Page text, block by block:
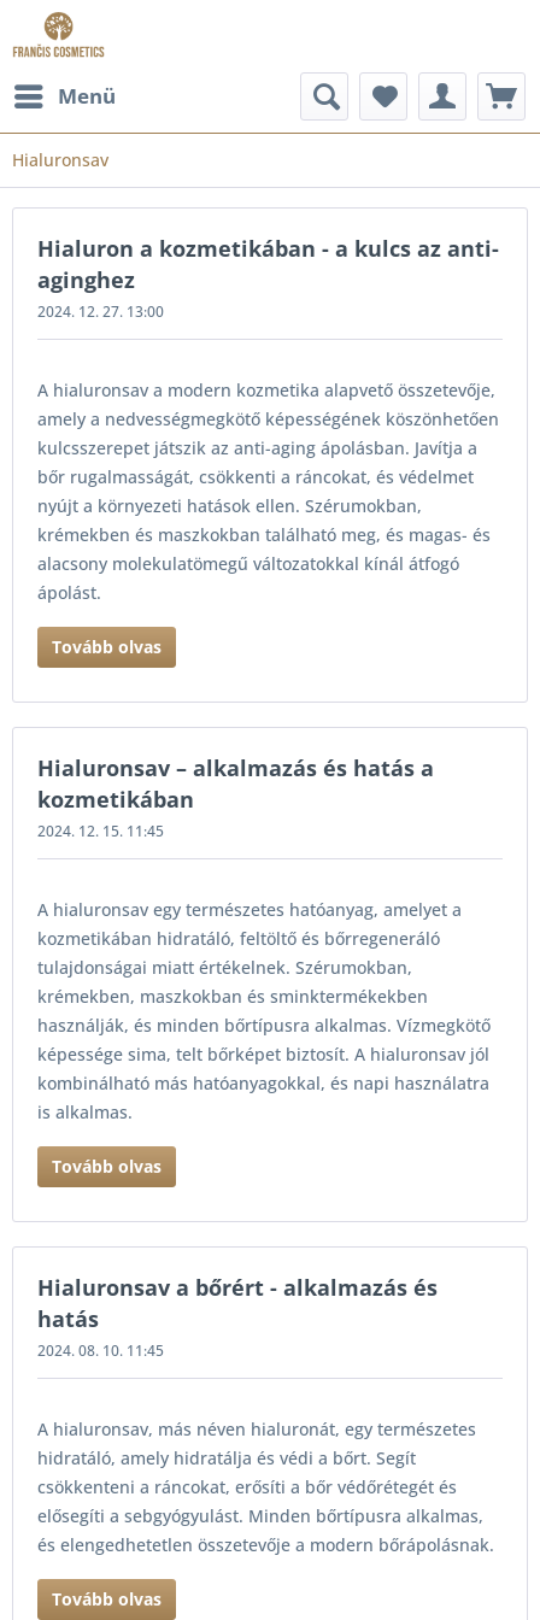
Menü
Hialuronsav
Hialuron a kozmetikában - a kulcs az anti-
aginghez
2024. 12. 27. 13:00
A hialuronsav a modern kozmetika alapvető összetevője,
amely a nedvességmegkötő képességének köszönhetően
kulcsszerepet játszik az anti-aging ápolásban. Javítja a
bőr rugalmasságát, csökkenti a ráncokat, és védelmet
nyújt a környezeti hatások ellen. Szérumokban,
krémekben és maszkokban található meg, és magas- és
alacsony molekulatömegű változatokkal kínál átfogó
ápolást.
Tovább olvas
Hialuronsav – alkalmazás és hatás a
kozmetikában
2024. 12. 15. 11:45
A hialuronsav egy természetes hatóanyag, amelyet a
kozmetikában hidratáló, feltöltő és bőrregeneráló
tulajdonságai miatt értékelnek. Szérumokban,
krémekben, maszkokban és sminktermékekben
használják, és minden bőrtípusra alkalmas. Vízmegkötő
képessége sima, telt bőrképet biztosít. A hialuronsav jól
kombinálható más hatóanyagokkal, és napi használatra
is alkalmas.
Tovább olvas
Hialuronsav a bőrért - alkalmazás és
hatás
2024. 08. 10. 11:45
A hialuronsav, más néven hialuronát, egy természetes
hidratáló, amely hidratálja és védi a bőrt. Segít
csökkenteni a ráncokat, erősíti a bőr védőrétegét és
elősegíti a sebgyógyulást. Minden bőrtípusra alkalmas,
és elengedhetetlen összetevője a modern bőrápolásnak.
Tovább olvas